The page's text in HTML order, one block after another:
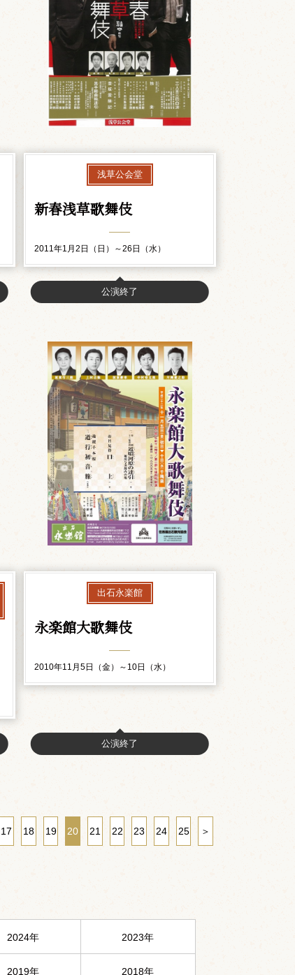
浅草公会堂
新春浅草歌舞伎
2011年1月2日（日）～26日（水）
公演終了
出石永楽館
永楽館大歌舞伎
2010年11月5日（金）～10日（水）
公演終了
17 18 19 20 21 22 23 24 25 ＞
2024年 2023年
2019年 2018年